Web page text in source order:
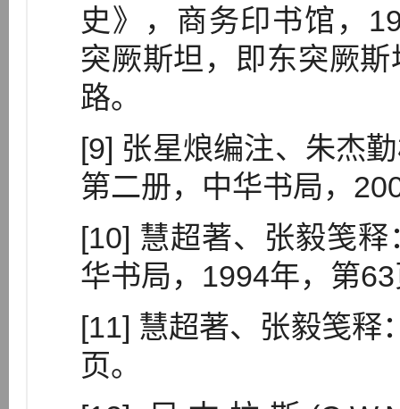
史》，商务印书馆，
突厥斯坦，即东突厥
路。
[9] 张星烺编注、朱杰
第二册，中华书局，
[10] 慧超著、张毅笺
华书局，1994年，第
[11] 慧超著、张毅笺释
页。